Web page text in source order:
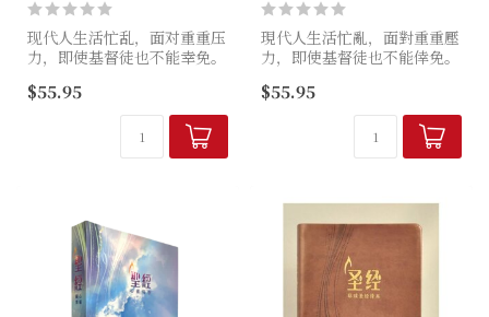
现代人生活忙乱，面对重重压
力，即使基督徒也不能幸免。
怀的进路＂编写，结合圣经、
神学与辅导，帮助华人信徒在
人生磨炼中活用神的话语，助
$55.95
現代人生活忙亂，面對重重壓
力，即使基督徒也不能倖免。
懷的進路＂編寫，結合聖經、
神學與輔導，幫助華人信徒在
人生磨煉中活用神的話語，助
$55.95